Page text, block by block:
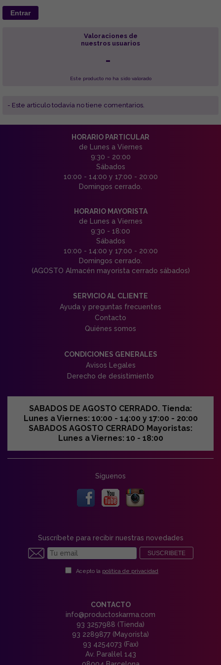
Entrar
Valoraciones de
nuestros usuarios
-
Este producto no ha sido valorado
- Este articulo todavía no tiene comentarios.
HORARIO PARTICULAR
de Lunes a Viernes
9:30 - 20:00
Sábados
10:00 - 14:00 y 17:00 - 20:00
Domingos cerrado.
HORARIO MAYORISTA
de Lunes a Viernes
9:30 - 18:00
Sábados
10:00 - 14:00 y 17:00 - 20:00
Domingos cerrado.
(AGOSTO Almacén mayorista cerrado sábados)
SERVICIO AL CLIENTE
Ayuda y preguntas frecuentes
Contacto
Quiénes somos
CONDICIONES GENERALES
Avisos Legales
Derecho de desistimiento
SABADOS DE AGOSTO CERRADO. Tienda:
Lunes a Viernes: 10:00 - 14:00 y 17:00 - 20:00
SABADOS AGOSTO CERRADO Mayoristas:
Lunes a Viernes: 10 - 18:00
Síguenos
Suscríbete para recibir nuestras novedades
SUSCRIBETE
Acepto la política de privacidad
CONTACTO
info@productoskarma.com
93 3257988 (Tienda)
93 2289877 (Mayorista)
93 4254073 (Fax)
Av. Paral·lel 143